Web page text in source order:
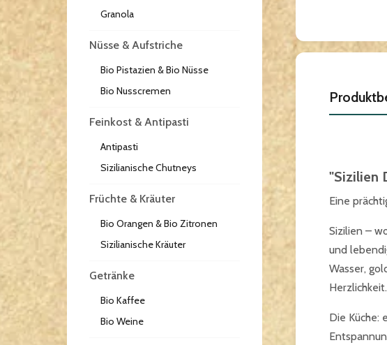
Granola
Nüsse & Aufstriche
Bio Pistazien & Bio Nüsse
Bio Nusscremen
Feinkost & Antipasti
Antipasti
Sizilianische Chutneys
Früchte & Kräuter
Bio Orangen & Bio Zitronen
Sizilianische Kräuter
Getränke
Bio Kaffee
Bio Weine
"Sizilien
Eine
Sizilien –
und
Wasser,
Herzlichkeit.
Die Küche: